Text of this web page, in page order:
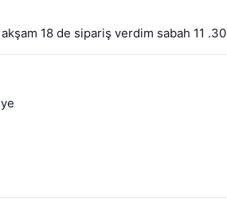
18 de sipariş verdim sabah 11